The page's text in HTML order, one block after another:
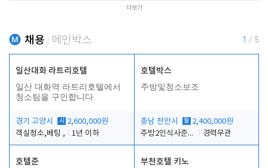
더보기
채용 메인박스 1 / 5
일산대화 라트리호텔
일산 대화역 라트리호텔에서
청소팀을 구인합니다.
경기 고양시 시
2,600,000원
객실청소,베팅 ,
1년 이하
호텔박스
주방및청소보조
충남 천안시 월 2,400,000원
주방2인식사준비및청소린렌보조
경력무관
호텔준 부천호텔 키노